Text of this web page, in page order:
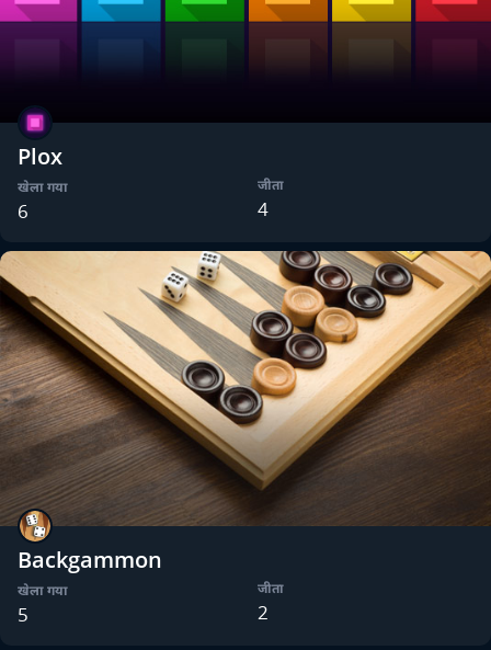
Plox
खेला गया
6
जीता
4
Backgammon
खेला गया
5
जीता
2